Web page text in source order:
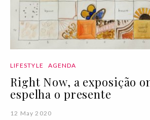
LIFESTYLE AGENDA
Right Now, a exposição
espelha o presente
12 May 2020